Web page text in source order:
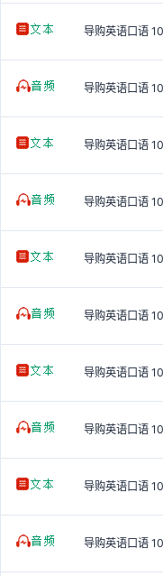
导购英语口语
导购英语口语
导购英语口语
导购英语口语
导购英语口语
导购英语口语
导购英语口语
导购英语口语
导购英语口语
导购英语口语